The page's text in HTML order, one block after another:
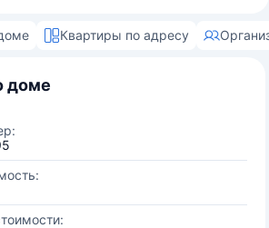
Квартиры по адресу
доме